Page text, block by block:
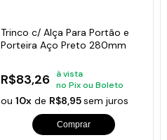
Trinco c/ Alça Para Portão e
Porteira Aço Preto 280mm
R$83,26
à vista
no Pix ou Boleto
ou10x de R$8,95sem juros
Comprar